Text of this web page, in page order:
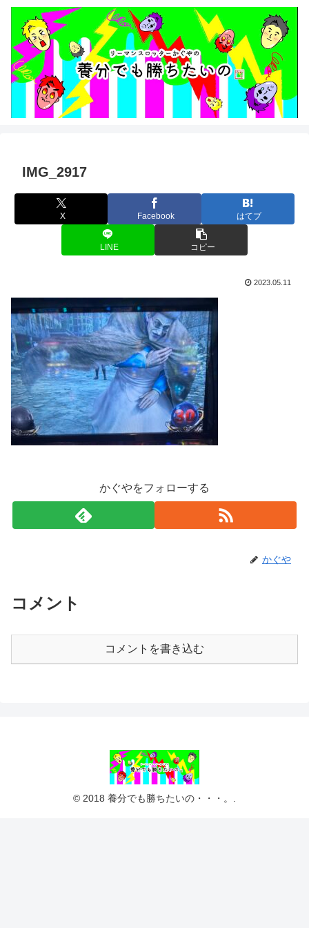
IMG_2917
X Facebook はてブ
LINE コピー
2023.05.11
かぐやをフォローする
かぐや
コメント
コメントを書き込む
© 2018 養分でも勝ちたいの・・・。.